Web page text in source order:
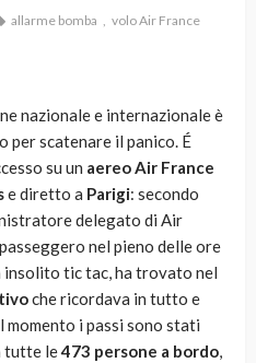
allarme bomba volo Air France
nazionale e internazionale è
per scatenare il panico. É
su un aereo Air France
e diretto a Parigi: secondo
delegato di Air
nel pieno delle ore
tic tac, ha trovato nel
che ricordava in tutto e
momento i passi sono stati
tutte le473 persone a bordo,